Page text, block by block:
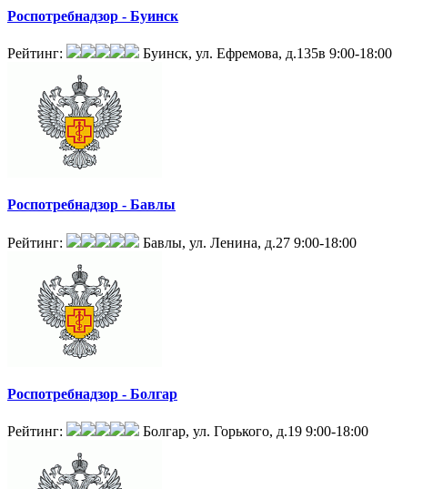
Роспотребнадзор - Буинск
Рейтинг: Буинск, ул. Ефремова, д.135в 9:00-18:00
Роспотребнадзор - Бавлы
Рейтинг: Бавлы, ул. Ленина, д.27 9:00-18:00
Роспотребнадзор - Болгар
Рейтинг: Болгар, ул. Горького, д.19 9:00-18:00